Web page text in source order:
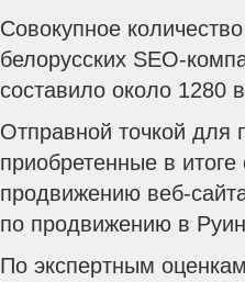
Совокупное
белорусских SEO-
составило около 1280
Отправной точкой для
приобретенные в
продвижению веб-
по продвижению в
По экспертным